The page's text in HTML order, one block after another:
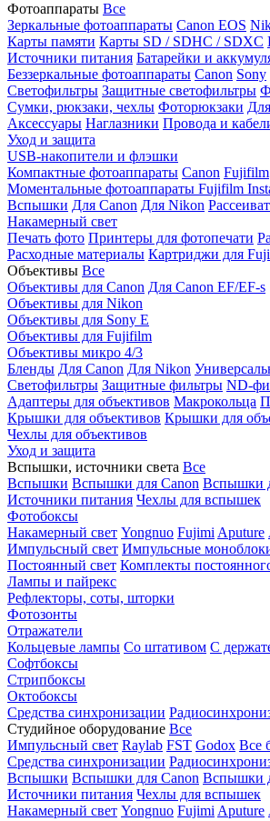
Фотоаппараты Все
Зеркальные фотоаппараты Canon EOS
Карты памяти Карты SD / SDHC / SDXC
Источники питания Батарейки и
Беззеркальные фотоаппараты Canon Sony
Светофильтры Защитные светофильтры
Сумки, рюкзаки, чехлы Фоторюкзаки
Аксессуары Наглазники Провода и
Уход и защита
USB-накопители и флэшки
Компактные фотоаппараты Canon Fujifilm
Моментальные фотоаппараты Fujifilm
Вспышки Для Canon Для Nikon
Накамерный свет
Печать фото Принтеры для фотопечати
Расходные материалы Картриджи для
Объективы Все
Объективы для Canon Для Canon EF/EF-s
Объективы для Nikon
Объективы для Sony E
Объективы для Fujifilm
Объективы микро 4/3
Бленды Для Canon Для Nikon
Светофильтры Защитные фильтры ND-
Адаптеры для объективов Макрокольца
Крышки для объективов Крышки для
Чехлы для объективов
Уход и защита
Вспышки, источники света Все
Вспышки Вспышки для Canon Вспышки
Источники питания Чехлы для вспышек
Фотобоксы
Накамерный свет Yongnuo Fujimi Aputure
Импульсный свет Импульсные
Постоянный свет Комплекты
Лампы и пайрекс
Рефлекторы, соты, шторки
Фотозонты
Отражатели
Кольцевые лампы Со штативом С
Софтбоксы
Стрипбоксы
Октобоксы
Средства синхронизации
Студийное оборудование Все
Импульсный свет Raylab FST Godox Все
Средства синхронизации
Вспышки Вспышки для Canon Вспышки
Источники питания Чехлы для вспышек
Накамерный свет Yongnuo Fujimi Aputure